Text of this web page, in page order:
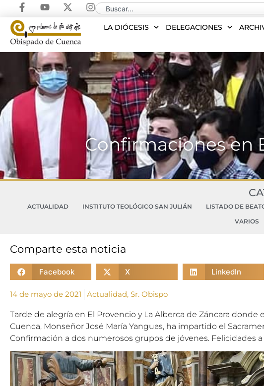
LA DIÓCESIS DELEGACIONES
Confirmaciones en
ACTUALIDAD INSTITUTO TEOLÓGICO SAN JULIÁN LISTADO DE
VARIOS
Comparte esta noticia
Facebook X LinkedIn
14 de mayo de 2021 Actualidad, Sr. Obispo
Tarde de alegría en El Provencio y La Alberca de Záncara donde
Cuenca, Monseñor José María Yanguas, ha impartido el
Confirmación a dos numerosos grupos de jóvenes. Felicidades a